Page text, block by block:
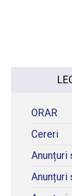
ORAR
Cereri
Anunțuri
Anunțuri